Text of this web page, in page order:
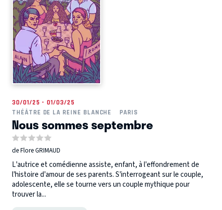
30/01/25 - 01/03/25
THÉÂTRE DE LA REINE BLANCHE
PARIS
Nous sommes septembre
de Flore GRIMAUD
L’autrice et comédienne assiste, enfant, à l’effondrement de
l’histoire d’amour de ses parents. S’interrogeant sur le couple,
adolescente, elle se tourne vers un couple mythique pour
trouver la...